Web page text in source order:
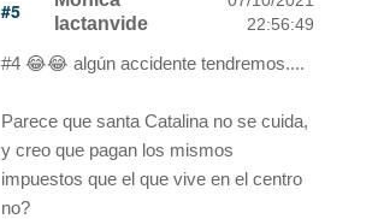
#5
lactanvide
22:56:49
#4 😂😂 algún accidente tendremos....
Parece que santa Catalina no se cuida,
y creo que pagan los mismos
impuestos que el que vive en el centro
no?